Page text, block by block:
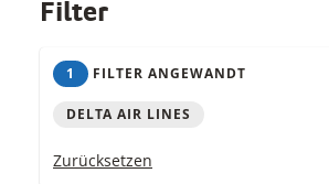
Filter
1 FILTER ANGEWANDT
DELTA AIR LINES
Zurücksetzen